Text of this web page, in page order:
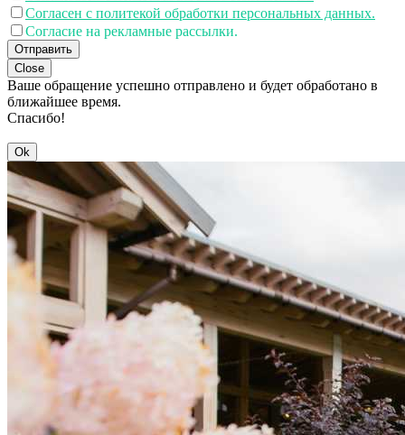
Согласен с политекой обработки персональных данных.
Согласие на рекламные рассылки.
Отправить
Close
Ваше обращение успешно отправлено и будет обработано в
ближайшее время.
Спасибо!
Ok